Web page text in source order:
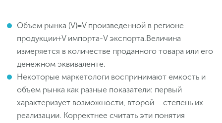
Объем рынка (V)=V произведенной в регионе
продукции+V импорта-V экспорта.Величина
измеряется в количестве проданного товара или его
денежном эквиваленте.
Некоторые маркетологи воспринимают емкость и
объем рынка как разные показатели: первый
характеризует возможности, второй – степень их
реализации. Корректнее считать эти понятия